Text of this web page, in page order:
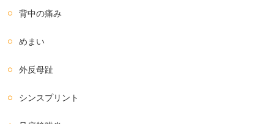
背中の痛み
めまい
外反母趾
シンスプリント